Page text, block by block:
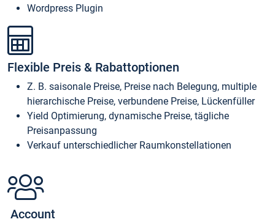
Wordpress Plugin
Flexible Preis & Rabattoptionen
Z. B. saisonale Preise, Preise nach Belegung, multiple
hierarchische Preise, verbundene Preise, Lückenfüller
Yield Optimierung, dynamische Preise, tägliche
Preisanpassung
Verkauf unterschiedlicher Raumkonstellationen
Account